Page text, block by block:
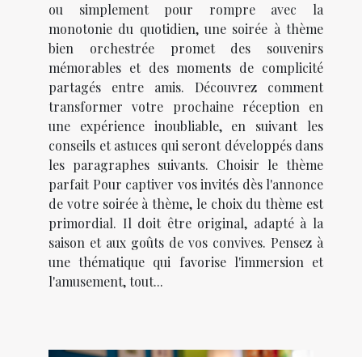
ou simplement pour rompre avec la
monotonie du quotidien, une soirée à thème
bien orchestrée promet des souvenirs
mémorables et des moments de complicité
partagés entre amis. Découvrez comment
transformer votre prochaine réception en
une expérience inoubliable, en suivant les
conseils et astuces qui seront développés dans
les paragraphes suivants. Choisir le thème
parfait Pour captiver vos invités dès l'annonce
de votre soirée à thème, le choix du thème est
primordial. Il doit être original, adapté à la
saison et aux goûts de vos convives. Pensez à
une thématique qui favorise l'immersion et
l'amusement, tout...